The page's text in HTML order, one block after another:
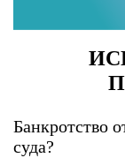
Банкротство
суда?